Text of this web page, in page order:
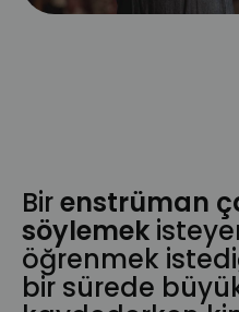
Birenstrüman
söylemek
öğrenmek
bir sürede